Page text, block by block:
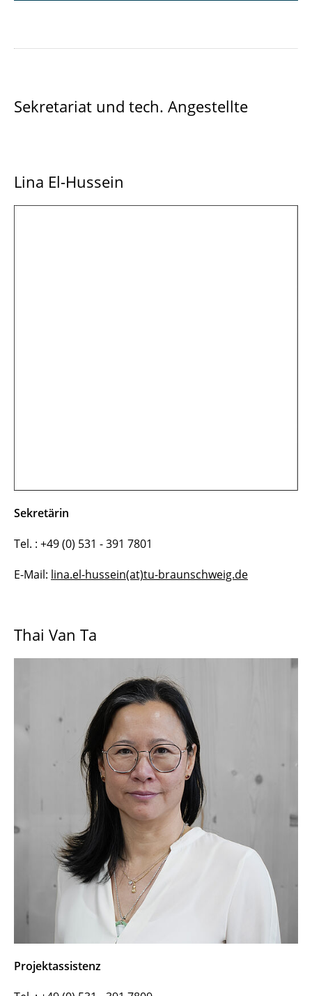
Sekretariat und tech. Angestellte
Lina El-Hussein
Sekretärin
Tel. : +49 (0) 531 - 391 7801
E-Mail: lina.el-hussein(at)tu-braunschweig.de
Thai Van Ta
Projektassistenz